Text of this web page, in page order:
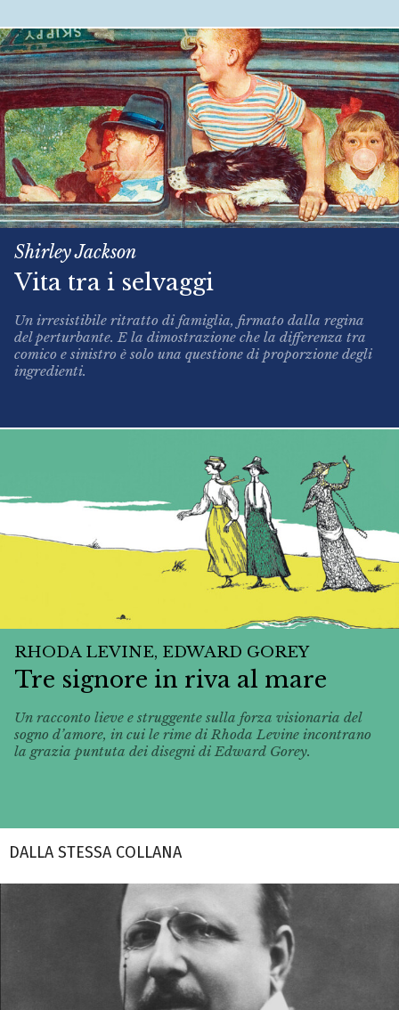
Shirley Jackson
Vita tra i selvaggi
Un irresistibile ritratto di famiglia, firmato dalla regina
del perturbante. E la dimostrazione che la differenza tra
comico e sinistro è solo una questione di proporzione degli
ingredienti.
RHODA LEVINE, EDWARD GOREY
Tre signore in riva al mare
Un racconto lieve e struggente sulla forza visionaria del
sogno d’amore, in cui le rime di Rhoda Levine incontrano
la grazia puntuta dei disegni di Edward Gorey.
DALLA STESSA COLLANA